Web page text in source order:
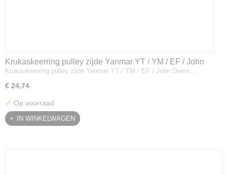
Krukaskeerring pulley zijde Yanmar YT / YM / EF / John
Deere - 119934-01800
Krukaskeerring pulley zijde Yanmar YT / YM / EF / John Deere…
€ 24,74
✓ Op voorraad
IN WINKELWAGEN